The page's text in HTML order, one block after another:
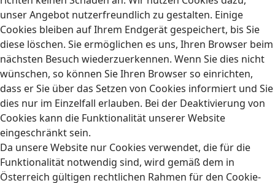
unser Angebot nutzerfreundlich zu gestalten. Einige
Cookies bleiben auf Ihrem Endgerät gespeichert, bis Sie
diese löschen. Sie ermöglichen es uns, Ihren Browser beim
nächsten Besuch wiederzuerkennen. Wenn Sie dies nicht
wünschen, so können Sie Ihren Browser so einrichten,
dass er Sie über das Setzen von Cookies informiert und Sie
dies nur im Einzelfall erlauben. Bei der Deaktivierung von
Cookies kann die Funktionalität unserer Website
eingeschränkt sein.
Da unsere Website nur Cookies verwendet, die für die
Funktionalität notwendig sind, wird gemäß dem in
Österreich gültigen rechtlichen Rahmen für den Cookie-